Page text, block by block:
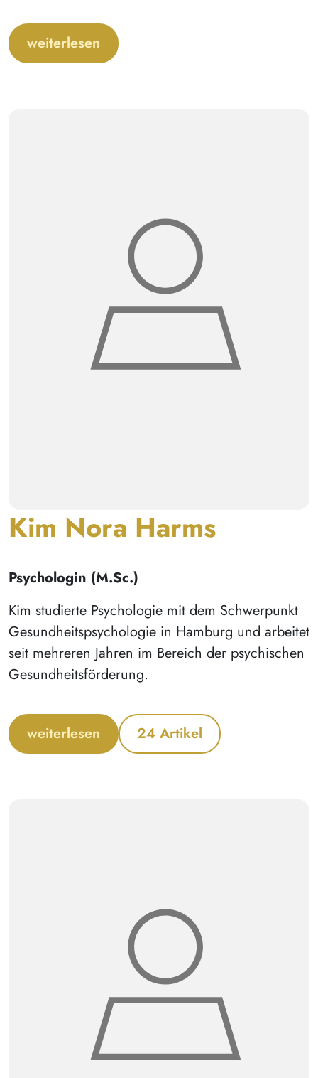
weiterlesen
Kim Nora Harms
Psychologin (M.Sc.)
Kim studierte Psychologie mit dem Schwerpunkt
Gesundheitspsychologie in Hamburg und arbeitet
seit mehreren Jahren im Bereich der psychischen
Gesundheitsförderung.
weiterlesen 24 Artikel